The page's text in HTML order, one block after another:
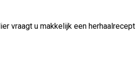
vraagt u makkelijk een herhaalrecept